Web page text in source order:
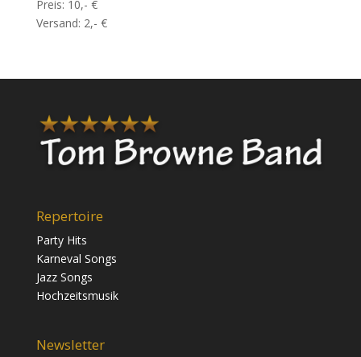
Preis: 10,- €
Versand: 2,- €
Repertoire
Party Hits
Karneval Songs
Jazz Songs
Hochzeitsmusik
Newsletter